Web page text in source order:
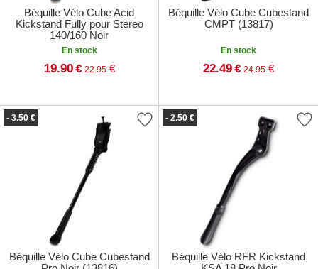
Béquille Vélo Cube Acid
Kickstand Fully pour Stereo
140/160 Noir
En stock
19.90 € 22.95€
Béquille Vélo Cube Cubestand
CMPT (13817)
En stock
22.49 € 24.95 €
- 3.50 €
Béquille Vélo Cube Cubestand
- 2.50 €
Béquille Vélo RFR Kickstand